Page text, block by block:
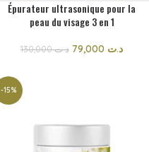
Épurateur ultrasonique pour la
peau du visage 3 en 1
د.ت130,000 د.ت
-15%